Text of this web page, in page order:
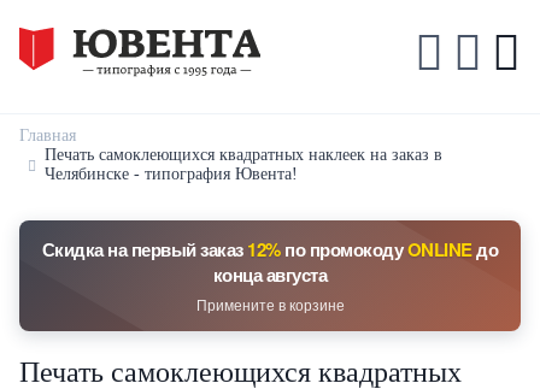
Главная
Печать самоклеющихся квадратных наклеек на заказ в
Челябинске - типография Ювента!
Скидка на первый заказ12%по промокодуONLINEдо
конца августа
Примените в корзине
Печать самоклеющихся квадратных